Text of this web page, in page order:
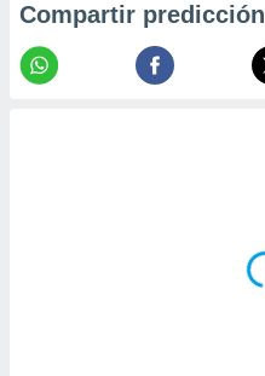
Compartir predicción